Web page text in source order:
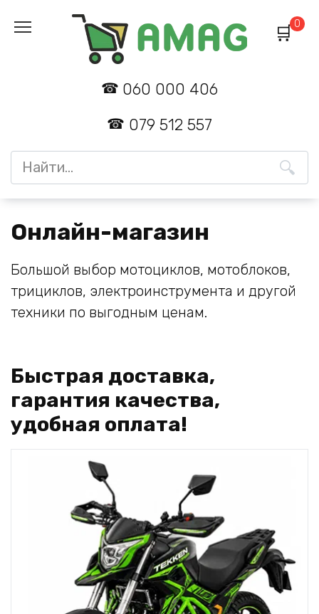
060 000 406
079 512 557
0
Search
for:
Онлайн-магазин
Большой выбор мотоциклов, мотоблоков,
трициклов, электроинструмента и другой
техники по выгодным ценам.
Быстрая доставка,
гарантия качества,
удобная оплата!